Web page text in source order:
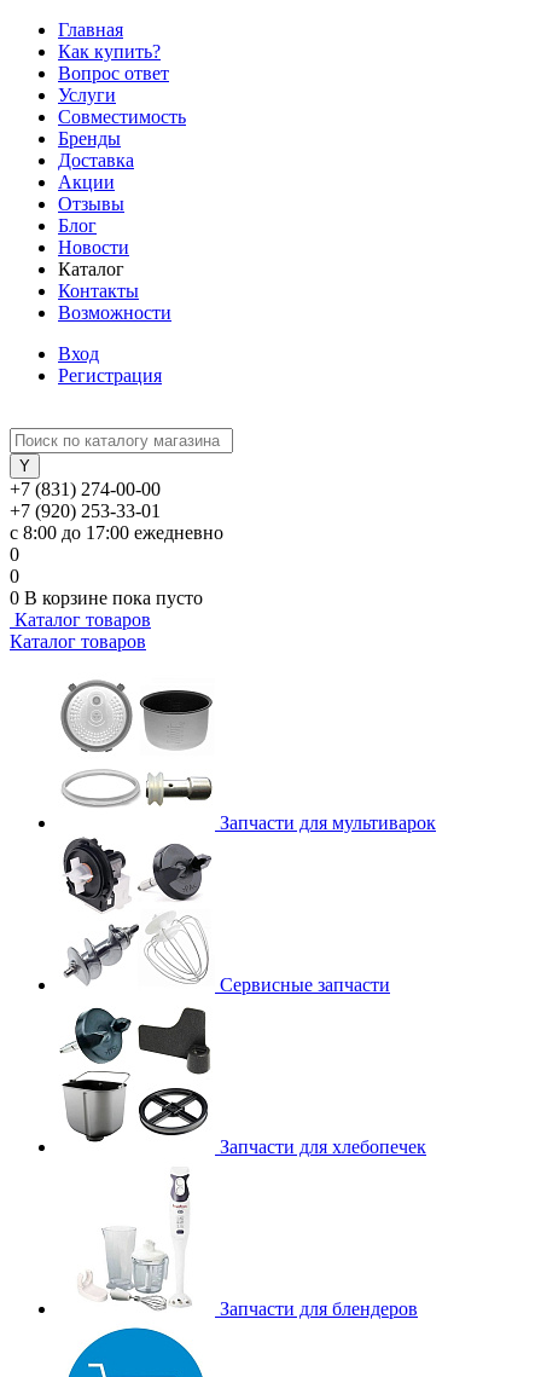
Главная
Как купить?
Вопрос ответ
Услуги
Совместимость
Бренды
Доставка
Акции
Отзывы
Блог
Новости
Каталог
Контакты
Возможности
Вход
Регистрация
+7 (831) 274-00-00
+7 (920) 253-33-01
с 8:00 до 17:00 ежедневно
0
0
0 В корзине пока пусто
Каталог товаров
Каталог товаров
Запчасти для мультиварок
Сервисные запчасти
Запчасти для хлебопечек
Запчасти для блендеров